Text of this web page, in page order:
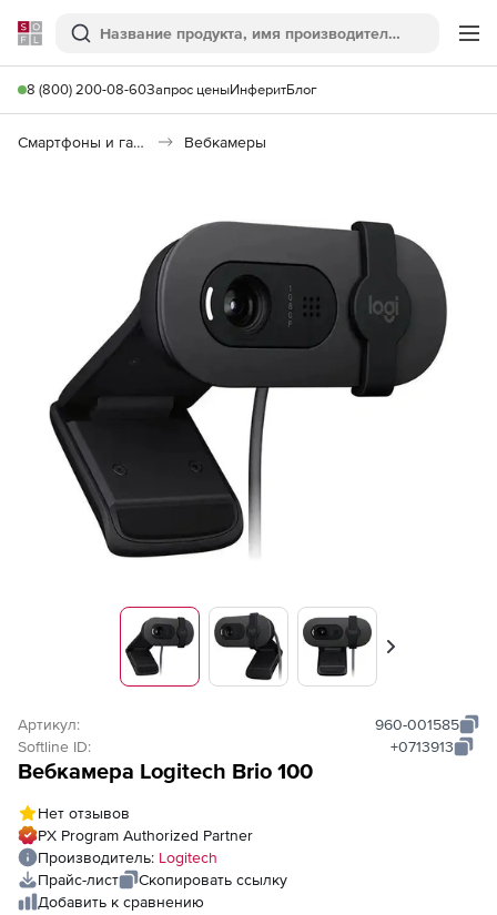
Softline
Поиск
8 (800) 200-08-60Запрос ценыИнферитБлог
Смартфоны и гаджеты Вебкамеры
Вперед
Артикул:
960-001585
Softline ID:
+0713913
Вебкамера Logitech Brio 100
Нет отзывов
PX Program Authorized Partner
Производитель: Logitech
Прайс-лист
Скопировать ссылку
Добавить к сравнению